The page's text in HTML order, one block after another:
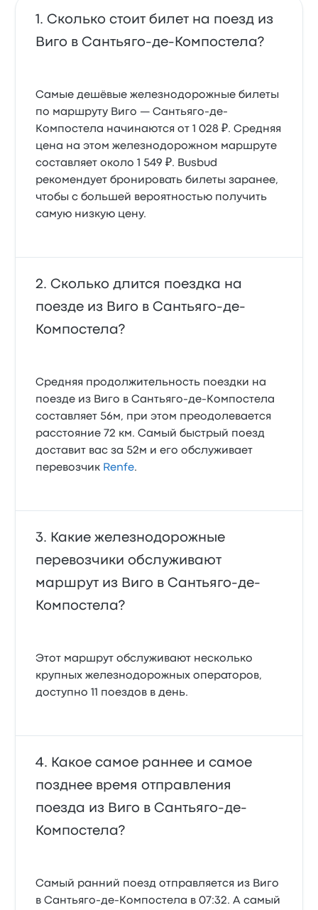
Сколько стоит билет на поезд из
Виго в Сантьяго-де-Компостела?
Самые дешёвые железнодорожные билеты
по маршруту Виго — Сантьяго-де-
Компостела начинаются от 1 028 ₽. Средняя
цена на этом железнодорожном маршруте
составляет около 1 549 ₽. Busbud
рекомендует бронировать билеты заранее,
чтобы с большей вероятностью получить
самую низкую цену.
Сколько длится поездка на
поезде из Виго в Сантьяго-де-
Компостела?
Средняя продолжительность поездки на
поезде из Виго в Сантьяго-де-Компостела
составляет 56м, при этом преодолевается
расстояние 72 км. Самый быстрый поезд
доставит вас за 52м и его обслуживает
перевозчик Renfe.
Какие железнодорожные
перевозчики обслуживают
маршрут из Виго в Сантьяго-де-
Компостела?
Этот маршрут обслуживают несколько
крупных железнодорожных операторов,
доступно 11 поездов в день.
Какое самое раннее и самое
позднее время отправления
поезда из Виго в Сантьяго-де-
Компостела?
Самый ранний поезд отправляется из Виго
в Сантьяго-де-Компостела в 07:32. А самый